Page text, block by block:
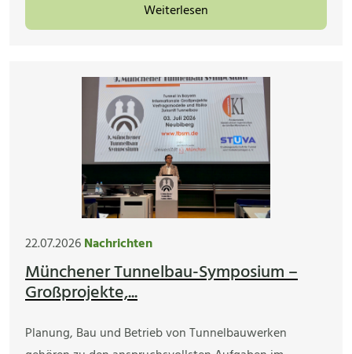
Weiterlesen
22.07.2026Nachrichten
Münchener Tunnelbau-Symposium –
Großprojekte,...
Planung, Bau und Betrieb von Tunnelbauwerken